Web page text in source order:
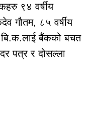
९४ वर्षीय
गौतम, ८५ वर्षीय
बि.क.लाई बैंकको बचत
पत्र र दोसल्ला